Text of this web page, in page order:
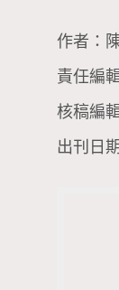
作者：
責任編
核稿編
出刊日